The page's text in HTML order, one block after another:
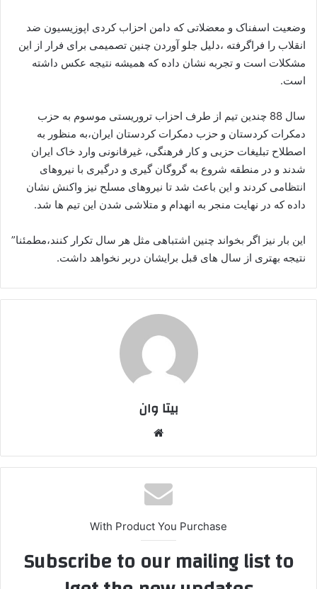
وضعیت اسفناک و معضلاتی که دامن احزاب کردی اپوزیسیون ضد
انقلاب را فراگرفته ،دلیل جلو آوردن چنین تصمیمی برای فرار از این
مشکلات است و تجربه نشان داده که همیشه نتیجه عکس داشته
است.
سال 88 چندین تیم از طرف احزاب تروریستی موسوم به حزب
دمکرات کردستان و حزب دمکرات کردستان ایران،به منظور به
اصطلاح تبلیغات حزبی و کار فرهنگی، غیرقانونی وارد خاک ایران
شدند و در منطقه شروع به گروگان گیری و درگیری با نیروهای
انتظامی کردند و این باعث شد تا نیروهای مسلح نیز واکنش نشان
داده که در نهایت منجر به انهدام و متلاشی شدن این تیم ها شد.
این بار نیز اگر بخواند چنین اشتباهی مثل هر سال تکرار کنند،مطمئنا”
نتیجه بهتری از سال های قبل برایشان دربر نخواهد داشت.
بیتا وان
With Product You Purchase
Subscribe to our mailing list to